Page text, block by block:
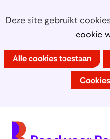
Cookies
Deze site gebruikt
cookie
Hier
het
gebruik
deze
website
Alle cookies toestaan